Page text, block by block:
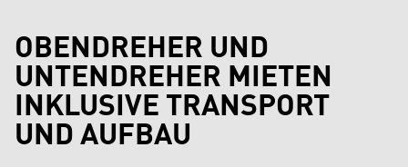
OBENDREHER UND
UNTENDREHER MIETEN
INKLUSIVE TRANSPORT
UND AUFBAU